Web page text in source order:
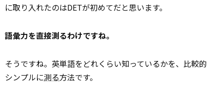
に取り入れたのはDETが初めてだと思います。
語彙力を直接測るわけですね。
そうですね。英単語をどれくらい知っているかを、比較的
シンプルに測る方法です。